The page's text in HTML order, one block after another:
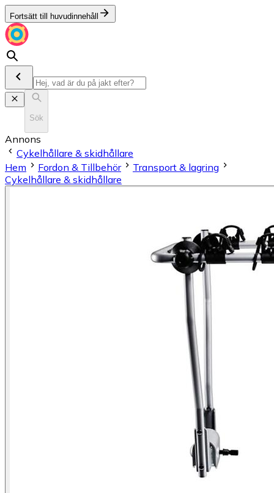
Fortsätt till huvudinnehåll
Sök
Annons
Cykelhållare & skidhållare
Hem
Fordon & Tillbehör
Transport & lagring
Cykelhållare & skidhållare